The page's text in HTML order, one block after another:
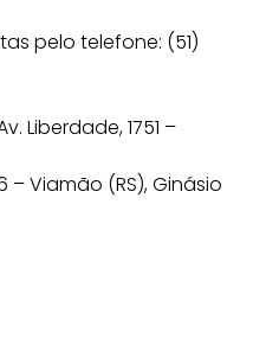
pelo telefone: (51)
Liberdade, 1751 –
– Viamão (RS), Ginásio